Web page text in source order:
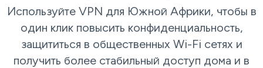
Используйте VPN для Южной Африки, чтобы в
один клик повысить конфиденциальность,
защититься в общественных Wi-Fi сетях и
получить более стабильный доступ дома и в